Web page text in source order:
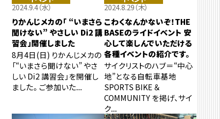
2024.9.4（水）
りかんじメカの「 “いまさら
聞けない” やさしい Di2 講
習会」開催しました
8月4日(日) りかんじメカの
「“いまさら聞けない” やさ
しい Di2 講習会」を開催し
ました。 ご参加いた...
2024.8.29（木）
こわくなんかないぞ！THE
BASEのライドイベント 安
心して楽しんでいただける
各種イベントの紹介です。
サイクリストのハブ＝“中心
地”となる自転車基地
SPORTS BIKE ＆
COMMUNITY を掲げ、サイ
ク...